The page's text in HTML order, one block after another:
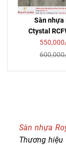
Sàn nhựa
Ctystal
Sàn nhựa
Thương